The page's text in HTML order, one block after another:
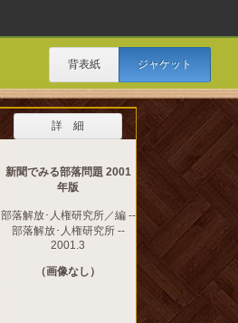
背表紙 ジャケット
詳 細
新聞でみる部落問題 2001
年版
部落解放･人権研究所／編 --
部落解放･人権研究所 --
2001.3
（画像なし）